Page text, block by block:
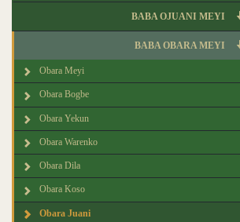
BABA OJUANI MEYI
BABA OBARA MEYI
Obara Meyi
Obara Bogbe
Obara Yekun
Obara Warenko
Obara Dila
Obara Koso
Obara Juani